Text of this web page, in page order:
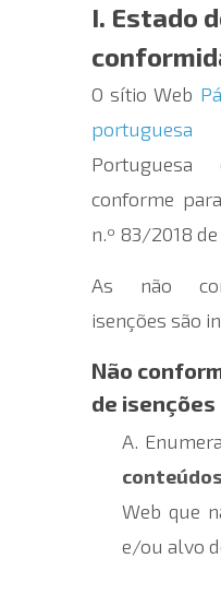
I. Estado
O sítio Web
portuguesa
conforme
n.º 83/2018
As não
isenções são
Não
de isenções
A.
Web que
e/ou alvo